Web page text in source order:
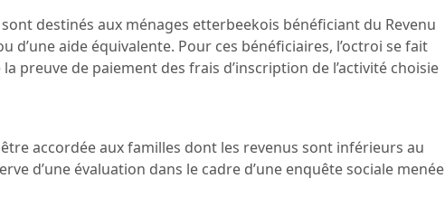
destinés aux ménages etterbeekois bénéficiant du Revenu
d’une aide équivalente. Pour ces bénéficiaires, l’octroi se fait
preuve de paiement des frais d’inscription de l’activité choisie
accordée aux familles dont les revenus sont inférieurs au
d’une évaluation dans le cadre d’une enquête sociale menée